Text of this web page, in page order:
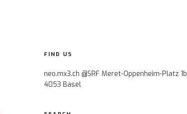
FIND US
neo.mx3.ch @SRF Meret-Oppenheim-Platz 1b
4053 Basel